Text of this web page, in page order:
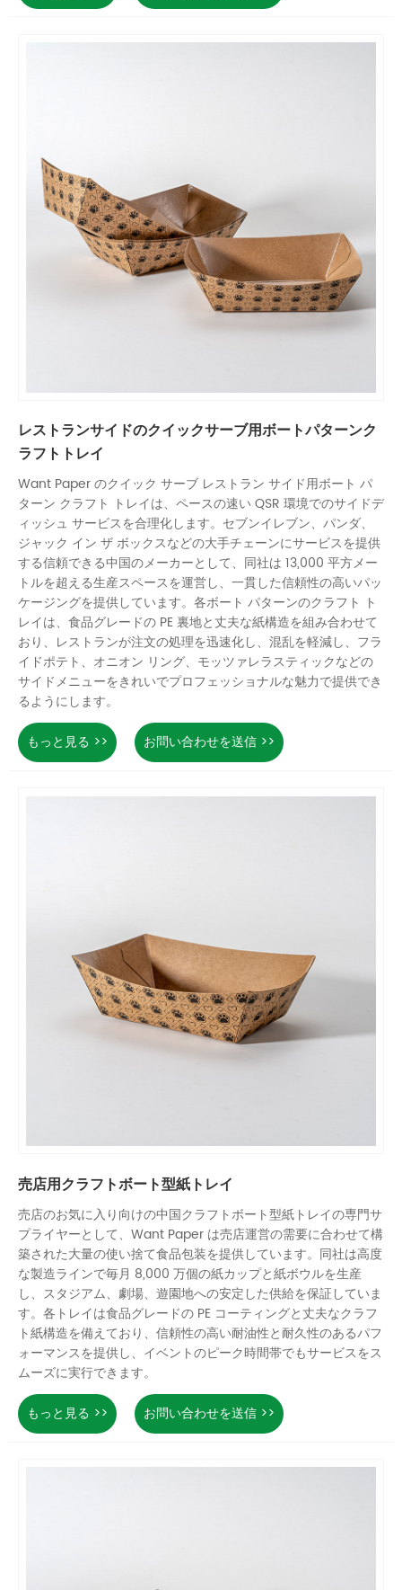
レストランサイドのクイックサーブ用ボートパターンク
ラフトトレイ
Want Paper のクイック サーブ レストラン サイド用ボート パ
ターン クラフト トレイは、ペースの速い QSR 環境でのサイドデ
ィッシュ サービスを合理化します。セブンイレブン、パンダ、
ジャック イン ザ ボックスなどの大手チェーンにサービスを提供
する信頼できる中国のメーカーとして、同社は 13,000 平方メー
トルを超える生産スペースを運営し、一貫した信頼性の高いパッ
ケージングを提供しています。各ボート パターンのクラフト ト
レイは、食品グレードの PE 裏地と丈夫な紙構造を組み合わせて
おり、レストランが注文の処理を迅速化し、混乱を軽減し、フラ
イドポテト、オニオン リング、モッツァレラスティックなどの
サイドメニューをきれいでプロフェッショナルな魅力で提供でき
るようにします。
もっと見る >>
お問い合わせを送信 >>
売店用クラフトボート型紙トレイ
売店のお気に入り向けの中国クラフトボート型紙トレイの専門サ
プライヤーとして、Want Paper は売店運営の需要に合わせて構
築された大量の使い捨て食品包装を提供しています。同社は高度
な製造ラインで毎月 8,000 万個の紙カップと紙ボウルを生産
し、スタジアム、劇場、遊園地への安定した供給を保証していま
す。各トレイは食品グレードの PE コーティングと丈夫なクラフ
ト紙構造を備えており、信頼性の高い耐油性と耐久性のあるパフ
ォーマンスを提供し、イベントのピーク時間帯でもサービスをス
ムーズに実行できます。
もっと見る >>
お問い合わせを送信 >>